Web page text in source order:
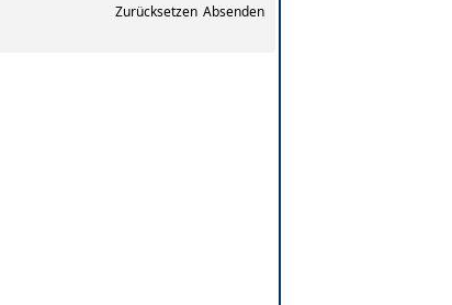
Zurücksetzen Absenden